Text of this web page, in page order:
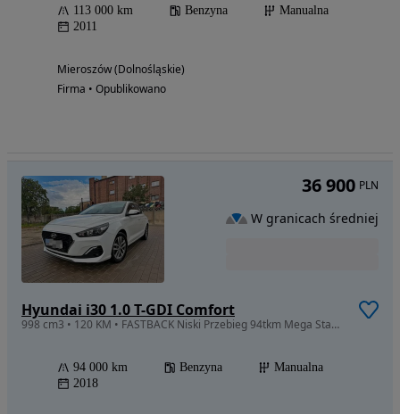
113 000 km Benzyna
Manualna
2011
Mieroszów (Dolnośląskie)
Firma • Opublikowano
Hyundai i30 1.0 T-GDI Comfort
998 cm3 • 120 KM • FASTBACK Niski Przebieg 94tkm Mega Stan Bezwypadkowy
94 000 km Benzyna
Manualna
2018
36 900 PLN
W granicach średniej